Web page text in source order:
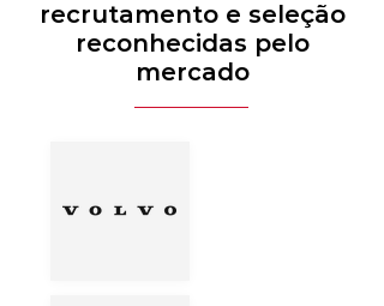
recrutamento e seleção
reconhecidas pelo
mercado